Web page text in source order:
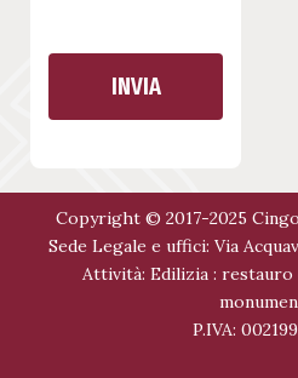
INVIA
Copyright © 2017-2025
Sede Legale e uffici: Via
Attività: Edilizia :
P.IVA: